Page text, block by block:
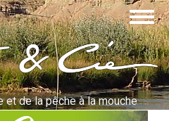
Cie
et de la pêche à la mouche